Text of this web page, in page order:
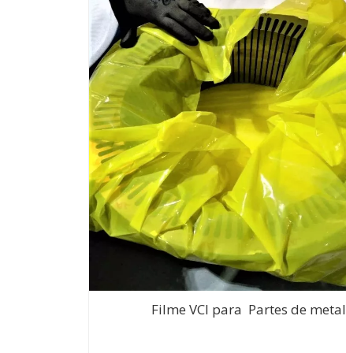
Filme VCI para Partes de metal